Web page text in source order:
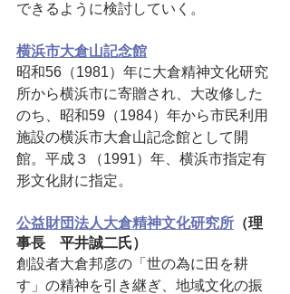
できるように検討していく。
横浜市大倉山記念館
昭和56（1981）年に大倉精神文化研究
所から横浜市に寄贈され、大改修した
のち、昭和59（1984）年から市民利用
施設の横浜市大倉山記念館として開
館。平成３（1991）年、横浜市指定有
形文化財に指定。
公益財団法人大倉精神文化研究所 （理
事長　平井誠二氏）
創設者大倉邦彦の「世の為に田を耕
す」の精神を引き継ぎ、地域文化の振